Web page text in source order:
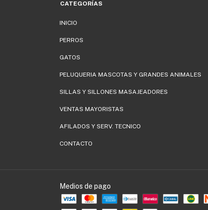
CATEGORÍAS
INICIO
PERROS
GATOS
PELUQUERIA MASCOTAS Y GRANDES ANIMALES
SILLAS Y SILLONES MASAJEADORES
VENTAS MAYORISTAS
AFILADOS Y SERV. TECNICO
CONTACTO
Medios de pago